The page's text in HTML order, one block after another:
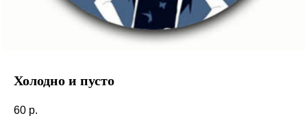
Холодно и пусто
60 р.